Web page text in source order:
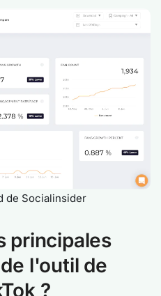
de Socialinsider
principales
l'outil de
?